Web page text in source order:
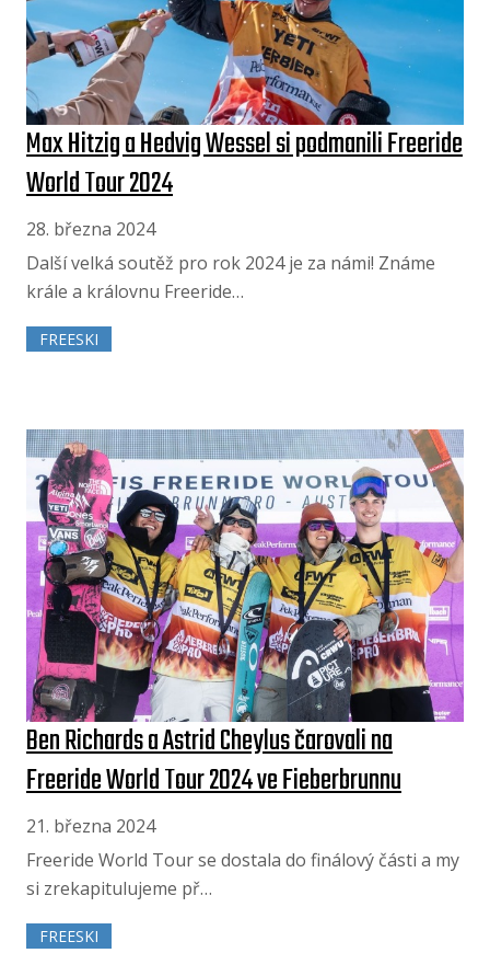
Max Hitzig a Hedvig Wessel si podmanili Freeride
World Tour 2024
28. března 2024
Další velká soutěž pro rok 2024 je za námi! Známe
krále a královnu Freeride…
FREESKI
Ben Richards a Astrid Cheylus čarovali na
Freeride World Tour 2024 ve Fieberbrunnu
21. března 2024
Freeride World Tour se dostala do finálový části a my
si zrekapitulujeme př…
FREESKI